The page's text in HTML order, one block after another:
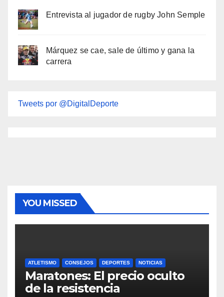
Entrevista al jugador de rugby John Semple
Márquez se cae, sale de último y gana la
carrera
Tweets por @DigitalDeporte
YOU MISSED
ATLETISMO CONSEJOS DEPORTES NOTICIAS
Maratones: El precio oculto
de la resistencia